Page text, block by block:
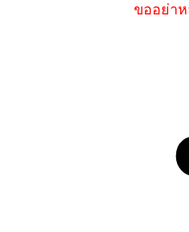
ขออย่า